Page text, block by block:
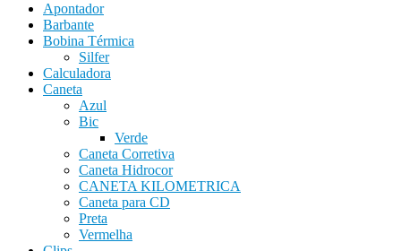
Apontador
Barbante
Bobina Térmica
Silfer
Calculadora
Caneta
Azul
Bic
Verde
Caneta Corretiva
Caneta Hidrocor
CANETA KILOMETRICA
Caneta para CD
Preta
Vermelha